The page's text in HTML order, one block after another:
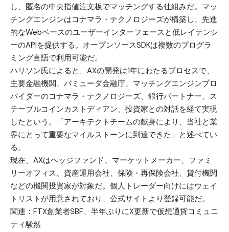
し、匿名の中央指値注文板でマッチングする仕組みだ。マッ
チングエンジンはコナマラ・テクノロジーズが構築し、先進
的なWebベースのユーザーインターフェースと低レイテンシ
ーのAPIを提供する。オープンソースSDKは複数のプログラ
ミング言語で利用可能だ。
ハリソン氏によると、AXの開発は1年にわたるプロセスで、
主要金融機関、バミューダ金融庁、マッチングエンジンプロ
バイダーのコナマラ・テクノロジーズ、銀行パートナー、ス
テーブルコインカストディアン、投資家との対話を経て実現
したという。「アーキテクトチームの献身により、当社と業
界にとって重要なマイルストーンに到達できた」と述べてい
る。
現在、AXはヘッジファンド、マーケットメーカー、ファミ
リーオフィス、資産運用会社、保険・再保険会社、貸付機関
などの機関投資家が対象だ。個人トレーダー向けにはウェイ
トリストが用意されており、公式サイトより登録可能だ。
関連： FTX創業者SBF、半年ぶりにX更新で仮想通貨コミュニ
ティ騒然